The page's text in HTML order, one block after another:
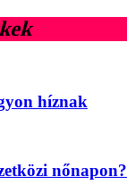
híznak
nőnapon?